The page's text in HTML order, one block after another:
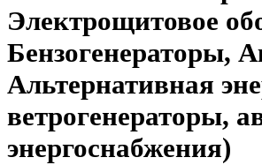
Электрощитовое
Бензогенераторы,
Альтернативная
ветрогенераторы,
энергоснабжения)